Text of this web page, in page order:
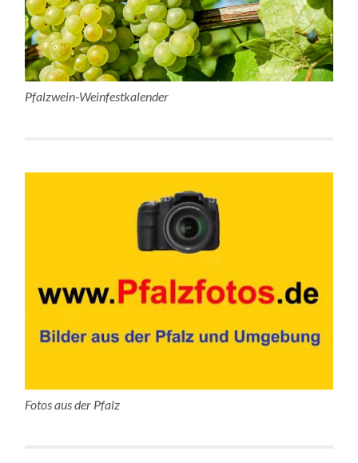
Pfalzwein-Weinfestkalender
Fotos aus der Pfalz